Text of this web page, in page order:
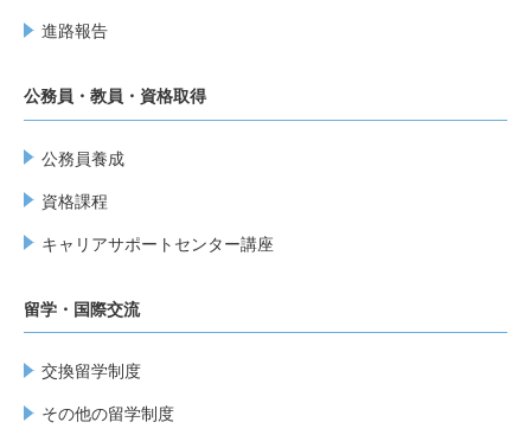
進路報告
公務員・教員・資格取得
公務員養成
資格課程
キャリアサポートセンター講座
留学・国際交流
交換留学制度
その他の留学制度